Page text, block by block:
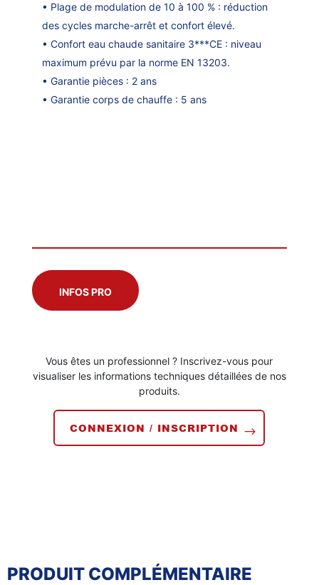
• Plage de modulation de 10 à 100 % : réduction
des cycles marche-arrêt et confort élevé.
• Confort eau chaude sanitaire 3***CE : niveau
maximum prévu par la norme EN 13203.
• Garantie pièces : 2 ans
• Garantie corps de chauffe : 5 ans
INFOS PRO
Vous êtes un professionnel ? Inscrivez-vous pour
visualiser les informations techniques détaillées de nos
produits.
CONNEXION / INSCRIPTION
PRODUIT COMPLÉMENTAIRE